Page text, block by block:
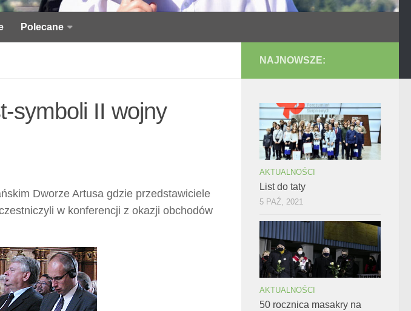
Polecane
symboli II wojny
Dworze Artusa gdzie przedstawiciele
w konferencji z okazji obchodów
NAJNOWSZE:
AKTUALNOŚCI
List do taty
5 PAŹ, 2021
AKTUALNOŚCI
50 rocznica masakry na